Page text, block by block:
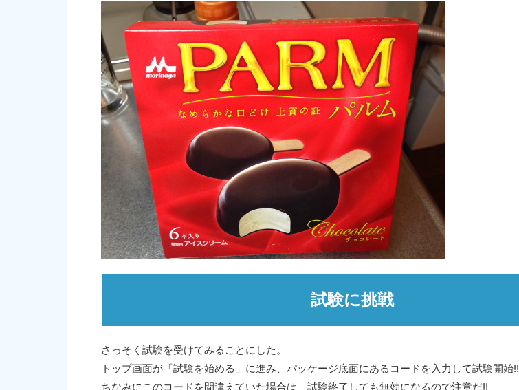
試験に挑戦
さっそく試験を受けてみることにした。
トップ画面が「試験を始める」に進み、パッケージ底面にあるコードを入力して試験開始!!
ちなみにこのコードを間違えていた場合は、試験終了しても無効になるので注意だ!!